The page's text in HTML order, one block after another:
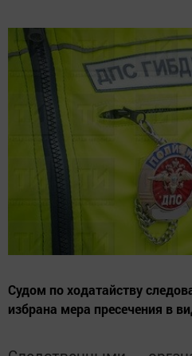
Судом по ходатайству
избрана мера пресечения в